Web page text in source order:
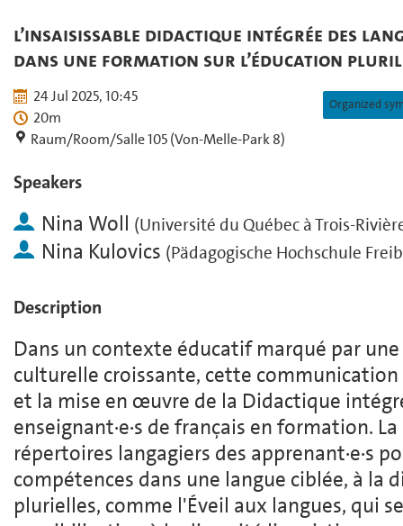
L’insaisissable Didactique intégrée des
dans une formation sur l’éducation
24 Jul 2025, 10:45
20m
Raum/Room/Salle 105 (Von-Melle-Park 8)
Speakers
Nina Woll (Université du Québec à Trois-
Nina Kulovics (Pädagogische Hochschule
Description
Dans un contexte éducatif marqué par
culturelle croissante, cette
et la mise en œuvre de la Didactique
enseignant·e·s de français en formation.
répertoires langagiers des apprenant·e·s
compétences dans une langue ciblée, à la
plurielles, comme l'Éveil aux langues, qui